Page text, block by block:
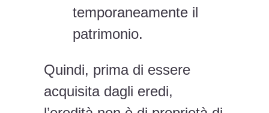
temporaneamente il
patrimonio.
Quindi, prima di essere
acquisita dagli eredi,